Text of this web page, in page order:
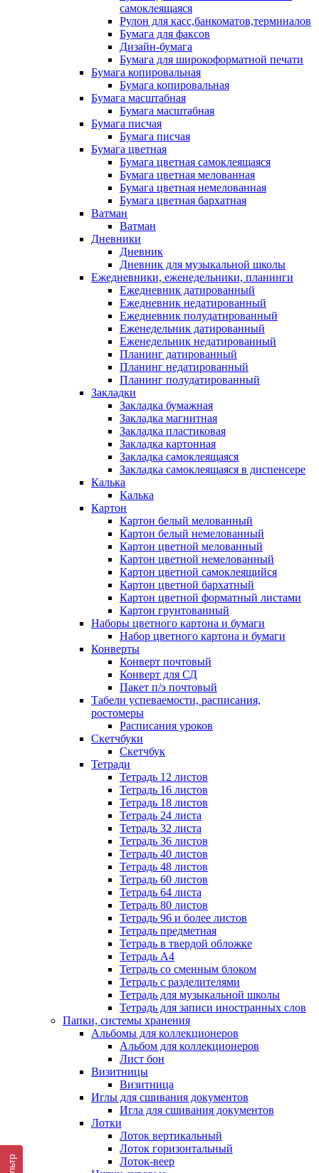
самоклеящаяся
Рулон для касс,банкоматов,терминалов
Бумага для факсов
Дизайн-бумага
Бумага для широкоформатной печати
Бумага копировальная
Бумага копировальная
Бумага масштабная
Бумага масштабная
Бумага писчая
Бумага писчая
Бумага цветная
Бумага цветная самоклеящаяся
Бумага цветная мелованная
Бумага цветная немелованная
Бумага цветная бархатная
Ватман
Ватман
Дневники
Дневник
Дневник для музыкальной школы
Ежедневники, еженедельники, планинги
Ежедневник датированный
Ежедневник недатированный
Ежедневник полудатированный
Еженедельник датированный
Еженедельник недатированный
Планинг датированный
Планинг недатированный
Планинг полудатированный
Закладки
Закладка бумажная
Закладка магнитная
Закладка пластиковая
Закладка картонная
Закладка самоклеящаяся
Закладка самоклеящаяся в диспенсере
Калька
Калька
Картон
Картон белый мелованный
Картон белый немелованный
Картон цветной мелованный
Картон цветной немелованный
Картон цветной самоклеящийся
Картон цветной бархатный
Картон цветной форматный листами
Картон грунтованный
Наборы цветного картона и бумаги
Набор цветного картона и бумаги
Конверты
Конверт почтовый
Конверт для СД
Пакет п/э почтовый
Табели успеваемости, расписания,
ростомеры
Расписания уроков
Скетчбуки
Скетчбук
Тетради
Тетрадь 12 листов
Тетрадь 16 листов
Тетрадь 18 листов
Тетрадь 24 листа
Тетрадь 32 листа
Тетрадь 36 листов
Тетрадь 40 листов
Тетрадь 48 листов
Тетрадь 60 листов
Тетрадь 64 листа
Тетрадь 80 листов
Тетрадь 96 и более листов
Тетрадь предметная
Тетрадь в твердой обложке
Тетрадь А4
Тетрадь со сменным блоком
Тетрадь с разделителями
Тетрадь для музыкальной школы
Тетрадь для записи иностранных слов
Папки, системы хранения
Альбомы для коллекционеров
Альбом для коллекционеров
Лист бон
Визитницы
Визитница
Иглы для сшивания документов
Игла для сшивания документов
Лотки
Лоток вертикальный
Лоток горизонтальный
Лоток-веер